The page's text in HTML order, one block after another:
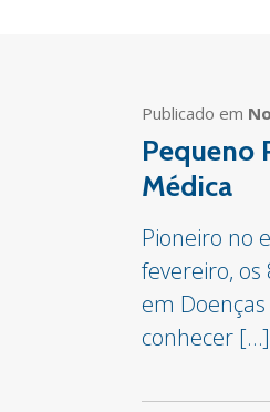
Publicado em
Pequeno
Médica
Pioneiro no
fevereiro,
em
conhecer […]